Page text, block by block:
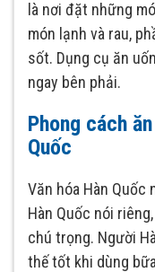
là nơi đặt những
món lạnh và rau,
sốt. Dụng cụ ăn
ngay bên phải.
Phong cách
Quốc
Văn hóa Hàn Quốc
Hàn Quốc nói
chú trọng. Người
thế tốt khi dùng